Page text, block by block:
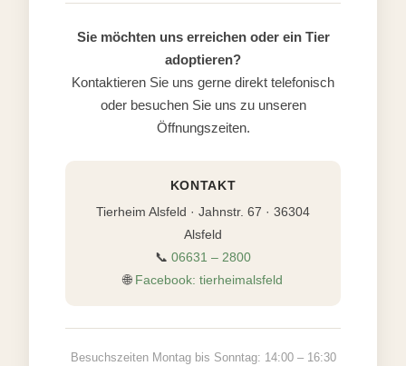
Sie möchten uns erreichen oder ein Tier
adoptieren?
Kontaktieren Sie uns gerne direkt telefonisch
oder besuchen Sie uns zu unseren
Öffnungszeiten.
KONTAKT
Tierheim Alsfeld · Jahnstr. 67 · 36304
Alsfeld
📞 06631 – 2800
🌐 Facebook: tierheimalsfeld
Besuchszeiten Montag bis Sonntag: 14:00 – 16:30